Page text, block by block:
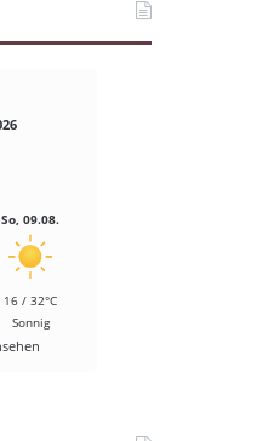
So, 09.08.
16 / 32°C
Sonnig